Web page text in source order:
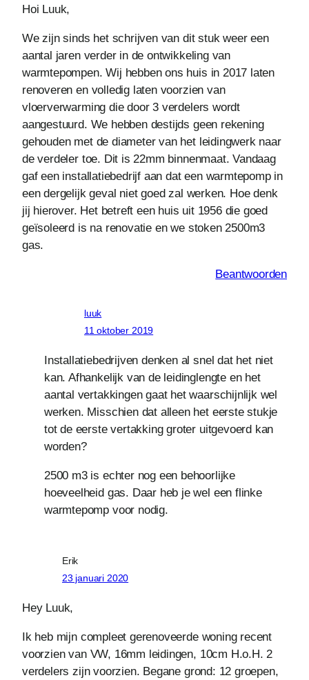
Hoi Luuk,
We zijn sinds het schrijven van dit stuk weer een
aantal jaren verder in de ontwikkeling van
warmtepompen. Wij hebben ons huis in 2017 laten
renoveren en volledig laten voorzien van
vloerverwarming die door 3 verdelers wordt
aangestuurd. We hebben destijds geen rekening
gehouden met de diameter van het leidingwerk naar
de verdeler toe. Dit is 22mm binnenmaat. Vandaag
gaf een installatiebedrijf aan dat een warmtepomp in
een dergelijk geval niet goed zal werken. Hoe denk
jij hierover. Het betreft een huis uit 1956 die goed
geïsoleerd is na renovatie en we stoken 2500m3
gas.
Beantwoorden
luuk
11 oktober 2019
Installatiebedrijven denken al snel dat het niet
kan. Afhankelijk van de leidinglengte en het
aantal vertakkingen gaat het waarschijnlijk wel
werken. Misschien dat alleen het eerste stukje
tot de eerste vertakking groter uitgevoerd kan
worden?
2500 m3 is echter nog een behoorlijke
hoeveelheid gas. Daar heb je wel een flinke
warmtepomp voor nodig.
Erik
23 januari 2020
Hey Luuk,
Ik heb mijn compleet gerenoveerde woning recent
voorzien van VW, 16mm leidingen, 10cm H.o.H. 2
verdelers zijn voorzien. Begane grond: 12 groepen,